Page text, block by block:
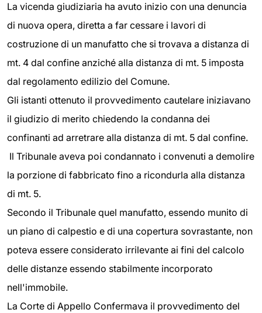
La vicenda giudiziaria ha avuto inizio con una denuncia
di nuova opera, diretta a far cessare i lavori di
costruzione di un manufatto che si trovava a distanza di
mt. 4 dal confine anziché alla distanza di mt. 5 imposta
dal regolamento edilizio del Comune.
Gli istanti ottenuto il provvedimento cautelare iniziavano
il giudizio di merito chiedendo la condanna dei
confinanti ad arretrare alla distanza di mt. 5 dal confine.
Il Tribunale aveva poi condannato i convenuti a demolire
la porzione di fabbricato fino a ricondurla alla distanza
di mt. 5.
Secondo il Tribunale quel manufatto, essendo munito di
un piano di calpestio e di una copertura sovrastante, non
poteva essere considerato irrilevante ai fini del calcolo
delle distanze essendo stabilmente incorporato
nell'immobile.
La Corte di Appello Confermava il provvedimento del